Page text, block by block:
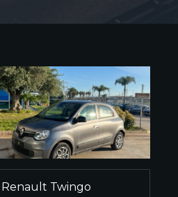
Renault Twingo